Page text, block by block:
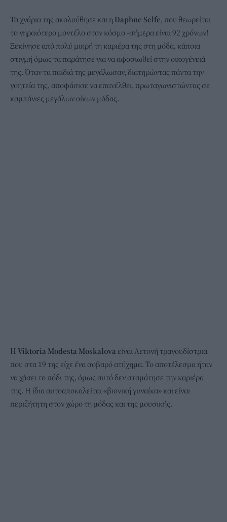
Τα χνάρια της ακολούθησε και η Daphne Selfe, που θεωρείται
το γηραιότερο μοντέλο στον κόσμο -σήμερα είναι 92 χρόνων!
Ξεκίνησε από πολύ μικρή τη καριέρα της στη μόδα, κάποια
στιγμή όμως τα παράτησε για να αφοσιωθεί στην οικογένειά
της. Όταν τα παιδιά της μεγάλωσαν, διατηρώντας πάντα την
γοητεία της, αποφάσισε να επανέλθει, πρωταγωνιστώντας σε
καμπάνιες μεγάλων οίκων μόδας.
Η Viktoria Modesta Moskalova είναι Λετονή τραγουδίστρια
που στα 19 της είχε ένα σοβαρό ατύχημα. Το αποτέλεσμα ήταν
να χάσει το πόδι της, όμως αυτό δεν σταμάτησε την καριέρα
της. Η ίδια αυτοαποκαλείται «βιονική γυναίκα» και είναι
περιζήτητη στον χώρο τη μόδας και της μουσικής.